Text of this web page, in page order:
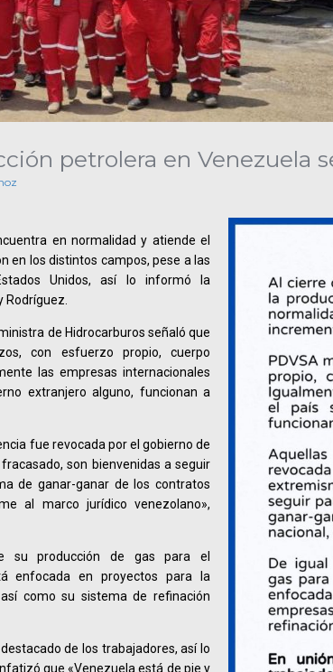
petrolera en Venezuela
en normalidad y atiende el
en los distintos campos, pese a las
Unidos, así lo informó la
Rodríguez.
de Hidrocarburos señaló que
con esfuerzo propio, cuerpo
las empresas internacionales
extranjero alguno, funcionan a
fue revocada por el gobierno de
son bienvenidas a seguir
de ganar-ganar de los contratos
al marco jurídico venezolano»,
su producción de gas para el
enfocada en proyectos para la
como su sistema de refinación
de los trabajadores, así lo
que «Venezuela está de pie y